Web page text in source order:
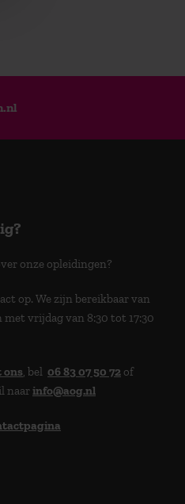
onze opleidingen?
op. We zijn bereikbaar van
met vrijdag van 8:30 tot 17:30
ons, bel 06 83 07 50 72 of
naarinfo@aog.nl